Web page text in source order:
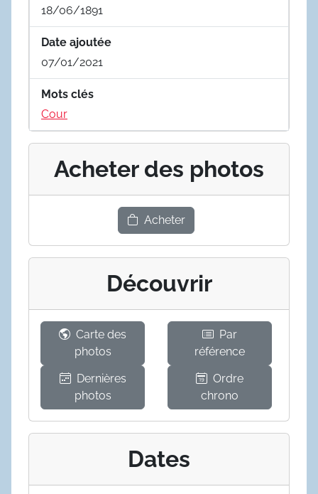
18/06/1891
Date ajoutée
07/01/2021
Mots clés
Cour
Acheter des photos
Acheter
Découvrir
Carte des
photos
Par
référence
Dernières
photos
Ordre
chrono
Dates